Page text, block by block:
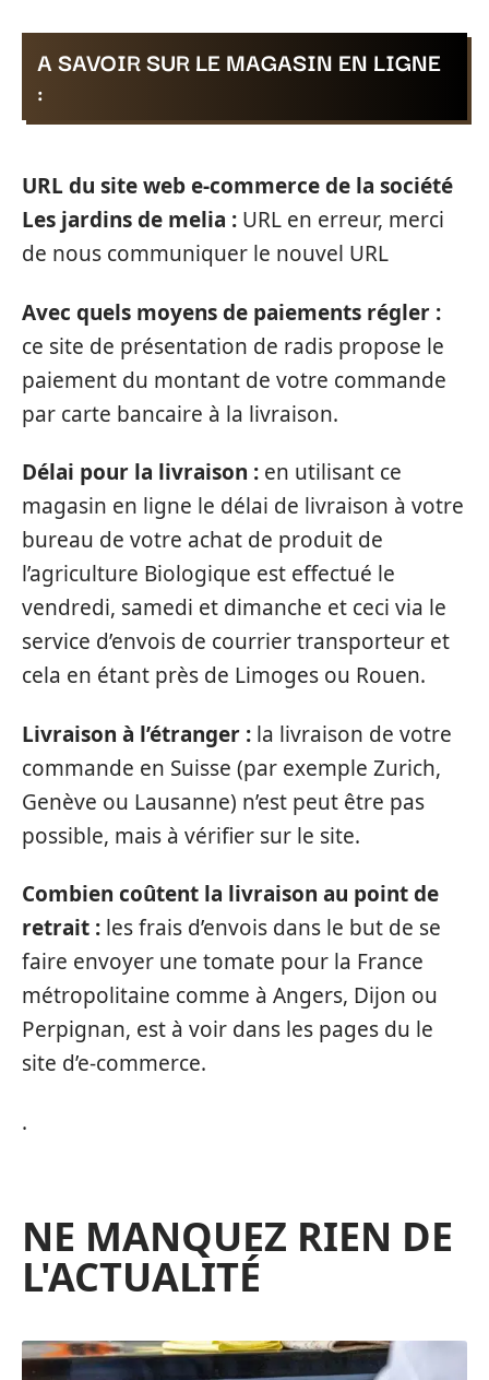
A SAVOIR SUR LE MAGASIN EN LIGNE
:
URL du site web e-commerce de la société
Les jardins de melia : URL en erreur, merci
de nous communiquer le nouvel URL
Avec quels moyens de paiements régler :
ce site de présentation de radis propose le
paiement du montant de votre commande
par carte bancaire à la livraison.
Délai pour la livraison : en utilisant ce
magasin en ligne le délai de livraison à votre
bureau de votre achat de produit de
l’agriculture Biologique est effectué le
vendredi, samedi et dimanche et ceci via le
service d’envois de courrier transporteur et
cela en étant près de Limoges ou Rouen.
Livraison à l’étranger : la livraison de votre
commande en Suisse (par exemple Zurich,
Genève ou Lausanne) n’est peut être pas
possible, mais à vérifier sur le site.
Combien coûtent la livraison au point de
retrait : les frais d’envois dans le but de se
faire envoyer une tomate pour la France
métropolitaine comme à Angers, Dijon ou
Perpignan, est à voir dans les pages du le
site d’e-commerce.
.
NE MANQUEZ RIEN DE
L'ACTUALITÉ